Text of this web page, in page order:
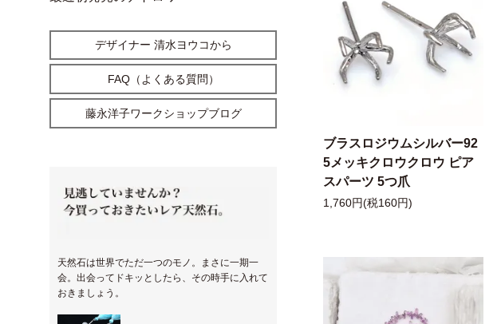
ブラスロジウムシルバー92
5メッキクロウクロウ ピア
スパーツ 5つ爪
1,760円(税160円)
デザイナー 清水ヨウコから
FAQ（よくある質問）
藤永洋子ワークショップブログ
天然石は世界でただ一つのモノ。まさに一期一
会。出会ってドキッとしたら、その時手に入れて
おきましょう。